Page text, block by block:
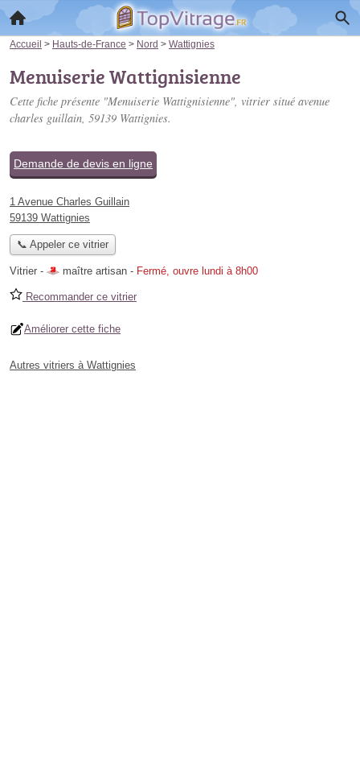
Accueil > Hauts-de-France > Nord > Wattignies
Menuiserie Wattignisienne
Cette fiche présente "Menuiserie Wattignisienne", vitrier situé avenue
charles guillain, 59139 Wattignies.
Demande de devis en ligne
1 Avenue Charles Guillain
59139 Wattignies
📞 Appeler ce vitrier
Vitrier - maître artisan - Fermé, ouvre lundi à 8h00
Recommander ce vitrier
Améliorer cette fiche
Autres vitriers à Wattignies